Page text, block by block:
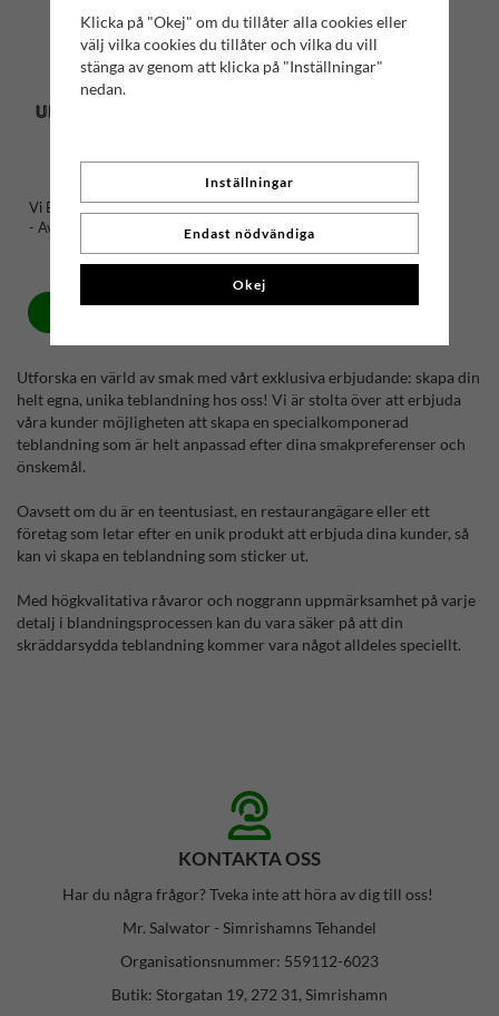
Vi Blandar En Unik Teblandning
- Avgift För Första Smakprovet
200 kr
Utforska en värld av smak med vårt exklusiva erbjudande: skapa din
helt egna, unika teblandning hos oss! Vi är stolta över att erbjuda
våra kunder möjligheten att skapa en specialkomponerad
teblandning som är helt anpassad efter dina smakpreferenser och
önskemål.
Oavsett om du är en teentusiast, en restaurangägare eller ett
företag som letar efter en unik produkt att erbjuda dina kunder, så
kan vi skapa en teblandning som sticker ut.
Med högkvalitativa råvaror och noggrann uppmärksamhet på varje
detalj i blandningsprocessen kan du vara säker på att din
skräddarsydda teblandning kommer vara något alldeles speciellt.
KONTAKTA OSS
Har du några frågor? Tveka inte att höra av dig till oss!
Mr. Salwator - Simrishamns Tehandel
Organisationsnummer: 559112-6023
Butik: Storgatan 19, 272 31, Simrishamn
Klicka på "Okej" om du tillåter alla cookies eller
välj vilka cookies du tillåter och vilka du vill
stänga av genom att klicka på "Inställningar"
nedan.
Inställningar
Endast nödvändiga
Okej